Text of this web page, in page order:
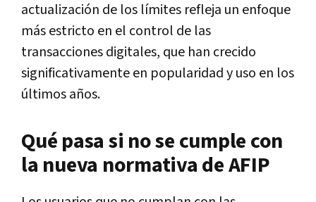
actualización de los límites refleja un enfoque
más estricto en el control de las
transacciones digitales, que han crecido
significativamente en popularidad y uso en los
últimos años.
Qué pasa si no se cumple con
la nueva normativa de AFIP